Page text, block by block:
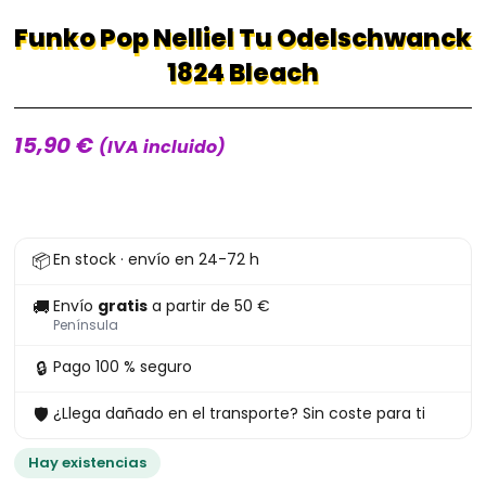
Funko Pop Nelliel Tu Odelschwanck
1824 Bleach
15,90€ (IVA incluido)
📦En stock · envío en 24-72 h
🚚 Envío gratis a partir de 50 €
Península
🔒 Pago 100 % seguro
🛡 ¿Llega dañado en el transporte? Sin coste para ti
Hay existencias
Pop
Nelliel
Odelschwanck
Bleach
cantidad